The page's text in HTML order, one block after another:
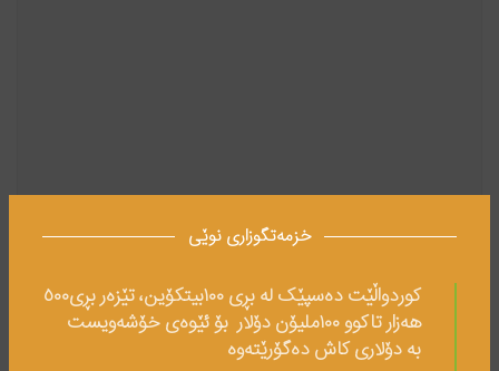
خزمەتگوزاری نوێی
کوردواڵێت دەسپێک لە بڕی ١٠٠بیتکۆین، تێزەر بڕی٥٠٠
هەزار تاکوو ١٠٠ملیۆن دۆلار بۆ ئێوەی خۆشەویست
بە دۆلاری کاش دەگۆرێتەوە